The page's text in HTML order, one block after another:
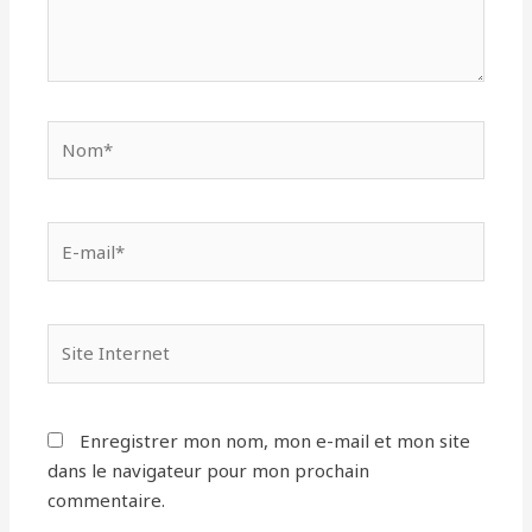
mail*
Internet
Enregistrer mon nom, mon e-mail et mon site
dans le navigateur pour mon prochain
commentaire.